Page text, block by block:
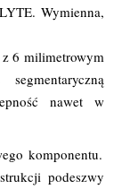
Wymienna,
z 6 milimetrowym
nawet w
komponentu.
podeszwy